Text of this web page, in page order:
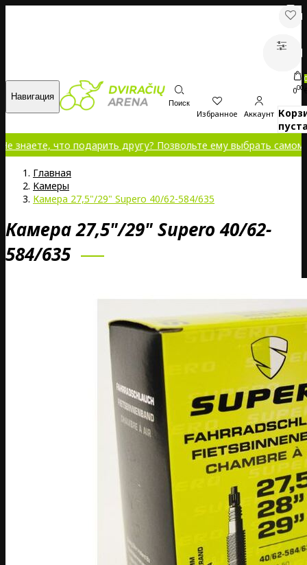
Навигация
Поиск
Избранное Аккаунт
0
000
что подарить другу? Позвольте ему выбрать самому!
Главная
Kамеры
Камера 27,5"/29" Supero 40/62-584/635
Камера 27,5"/29" Supero 40/62-
584/635